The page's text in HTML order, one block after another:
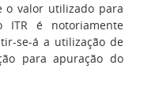
valor utilizado para
ITR é notoriamente
se-á a utilização de
para apuração do